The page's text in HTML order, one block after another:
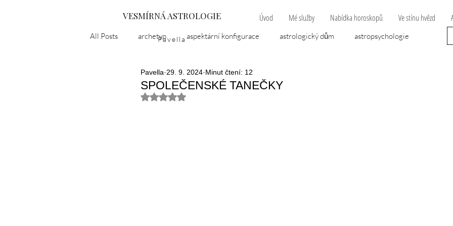
VESMÍRNÁ ASTROLOGIE
Pavella
Úvod Mé služby Nabídka horoskopů Ve stínu hvězd
All Posts archetyp aspektární konfigurace astrologický dům astropsychologie
astropříběh černá luna dopravní nehoda
SPOLEČENSKÉ TANEČKY
Pavella 29. 9. 2024 Minut čtení: 12
Hodnoceno NaN z 5 hvězdiček.